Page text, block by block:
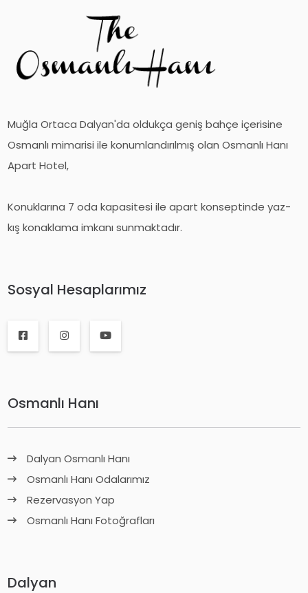
Muğla Ortaca Dalyan'da oldukça geniş bahçe içerisine
Osmanlı mimarisi ile konumlandırılmış olan Osmanlı Hanı
Apart Hotel,
Konuklarına 7 oda kapasitesi ile apart konseptinde yaz-
kış konaklama imkanı sunmaktadır.
Sosyal Hesaplarımız
Osmanlı Hanı
Dalyan Osmanlı Hanı
Osmanlı Hanı Odalarımız
Rezervasyon Yap
Osmanlı Hanı Fotoğrafları
Dalyan